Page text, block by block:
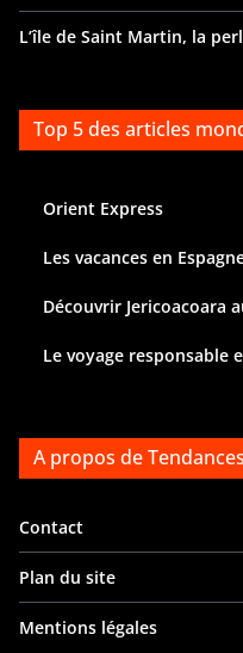
L’île de Saint Martin, la
Top 5 des articles
Orient Express
Les vacances en
Découvrir Jericoacoara
Le voyage responsable
A propos de
Contact
Plan du site
Mentions légales